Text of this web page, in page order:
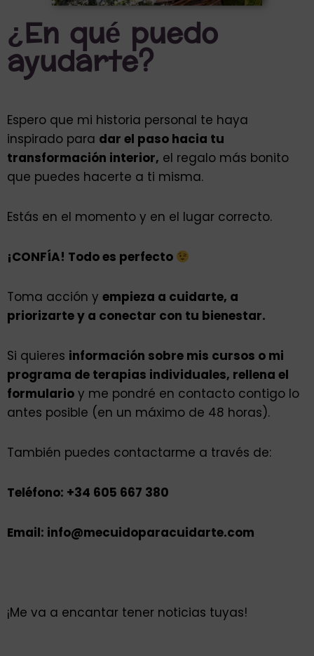
¿En qué puedo
ayudarte?
Espero que mi historia personal te haya
inspirado para dar el paso hacia tu
transformación interior, el regalo más bonito
que puedes hacerte a ti misma.
Estás en el momento y en el lugar correcto.
¡CONFÍA! Todo es perfecto
Toma acción y empieza a cuidarte, a
priorizarte y a conectar con tu bienestar.
Si quieres información sobre mis cursos o mi
programa de terapias individuales, rellena el
formulario y me pondré en contacto contigo lo
antes posible (en un máximo de 48 horas).
También puedes contactarme a través de:
Teléfono: +34 605 667 380
Email: info@mecuidoparacuidarte.com
¡Me va a encantar tener noticias tuyas!